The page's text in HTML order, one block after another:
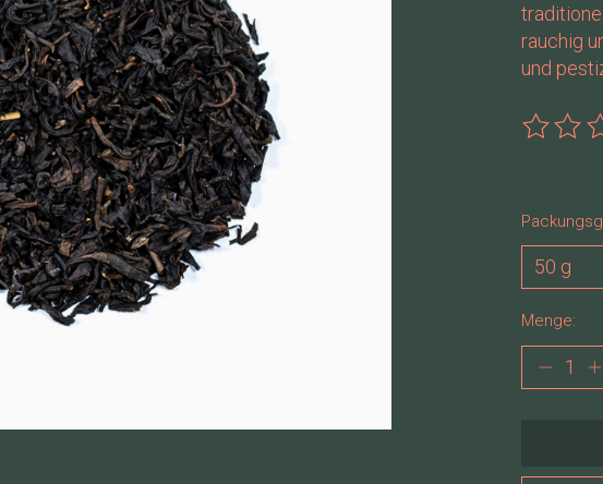
rauchig
und
Die
Menge: